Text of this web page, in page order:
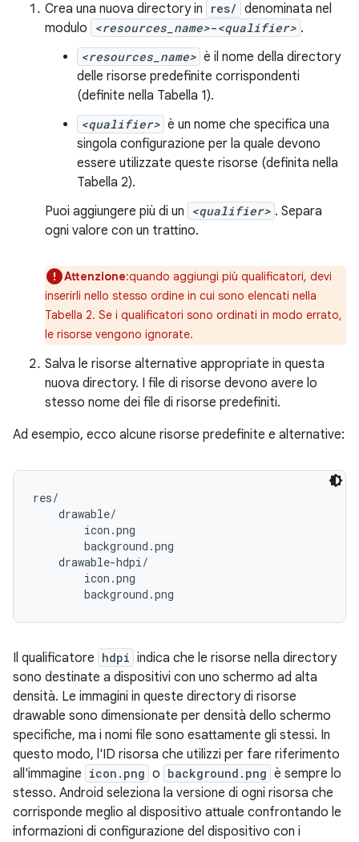
Crea una nuova directory in
res/ denominata nel
modulo
<resources_name>-<qualifier> .
<resources_name> è il nome della directory
delle risorse predefinite corrispondenti
(definite nella Tabella 1).
<qualifier> è un nome che specifica una
singola configurazione per la quale devono
essere utilizzate queste risorse (definita nella
Tabella 2).
Puoi aggiungere più di un
<qualifier> . Separa
ogni valore con un trattino.
Attenzione:quando aggiungi più qualificatori, devi
inserirli nello stesso ordine in cui sono elencati nella
Tabella 2. Se i qualificatori sono ordinati in modo errato,
le risorse vengono ignorate.
Salva le risorse alternative appropriate in questa
nuova directory. I file di risorse devono avere lo
stesso nome dei file di risorse predefiniti.
Ad esempio, ecco alcune risorse predefinite e alternative:
res/
    drawable/
        icon.png
        background.png
    drawable-hdpi/
        icon.png
Il qualificatore hdpi indica che le risorse nella directory
sono destinate a dispositivi con uno schermo ad alta
densità. Le immagini in queste directory di risorse
drawable sono dimensionate per densità dello schermo
specifiche, ma i nomi file sono esattamente gli stessi. In
questo modo, l'ID risorsa che utilizzi per fare riferimento
all'immagine icon.png o background.png è sempre lo
stesso. Android seleziona la versione di ogni risorsa che
corrisponde meglio al dispositivo attuale confrontando le
informazioni di configurazione del dispositivo con i